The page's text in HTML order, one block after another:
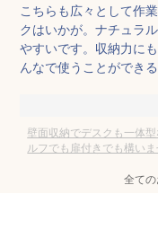
こちらも広々として作
クはいかが。ナチュラ
やすいです。収納力に
んなで使うことができ
壁面収納でデスクも一体
ルフでも扉付きでも構いま
全て